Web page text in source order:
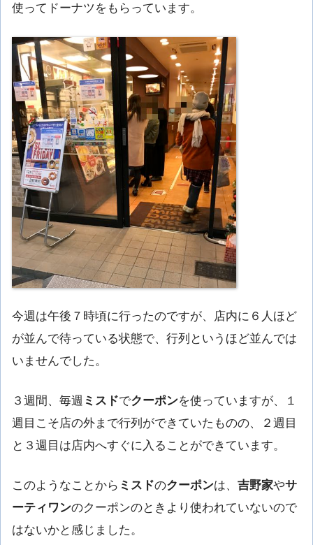
使ってドーナツをもらっています。
今週は午後７時頃に行ったのですが、店内に６人ほど
が並んで待っている状態で、行列というほど並んでは
いませんでした。
３週間、毎週 ミスドでクーポンを使っていますが、１
週目こそ店の外まで行列ができていたものの、２週目
と３週目は店内へすぐに入ることができています。
このようなことから ミスドのクーポンは、 吉野家やサ
ーティワンのクーポンのときより使われていないので
はないかと感じました。